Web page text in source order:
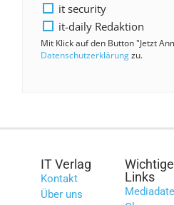
it security
it-daily Redaktion
Mit Klick auf den Button "Jetzt
Datenschutzerklärungzu.
IT Verlag
Kontakt
Über uns
Wichtige
Links